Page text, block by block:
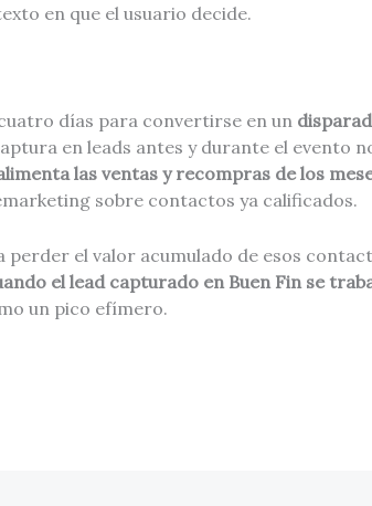
en que el usuario decide.
días para convertirse en un
en leads antes y durante el evento
las ventas y recompras de los
sobre contactos ya calificados.
el valor acumulado de esos
el lead capturado en Buen Fin se
un pico efímero.